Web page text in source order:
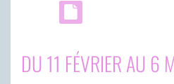
DU 11 FÉVRIER AU 6